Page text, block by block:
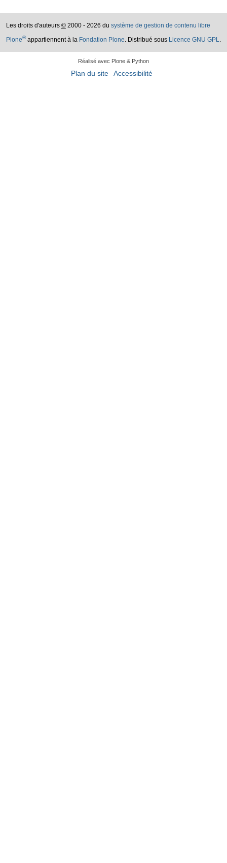
Les droits d'auteurs © 2000 - 2026 du système de gestion de contenu libre
Plone®appartiennent à la Fondation Plone. Distribué sous Licence GNU GPL.
Réalisé avec Plone & Python
Plan du site Accessibilité